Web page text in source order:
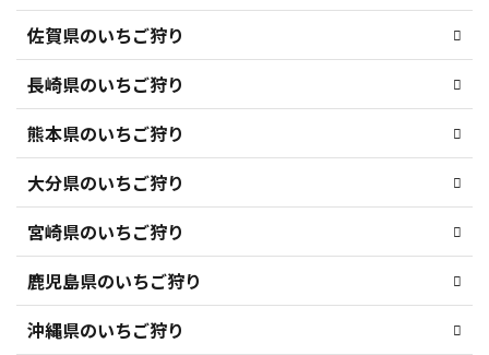
佐賀県のいちご狩り
長崎県のいちご狩り
熊本県のいちご狩り
大分県のいちご狩り
宮崎県のいちご狩り
鹿児島県のいちご狩り
沖縄県のいちご狩り